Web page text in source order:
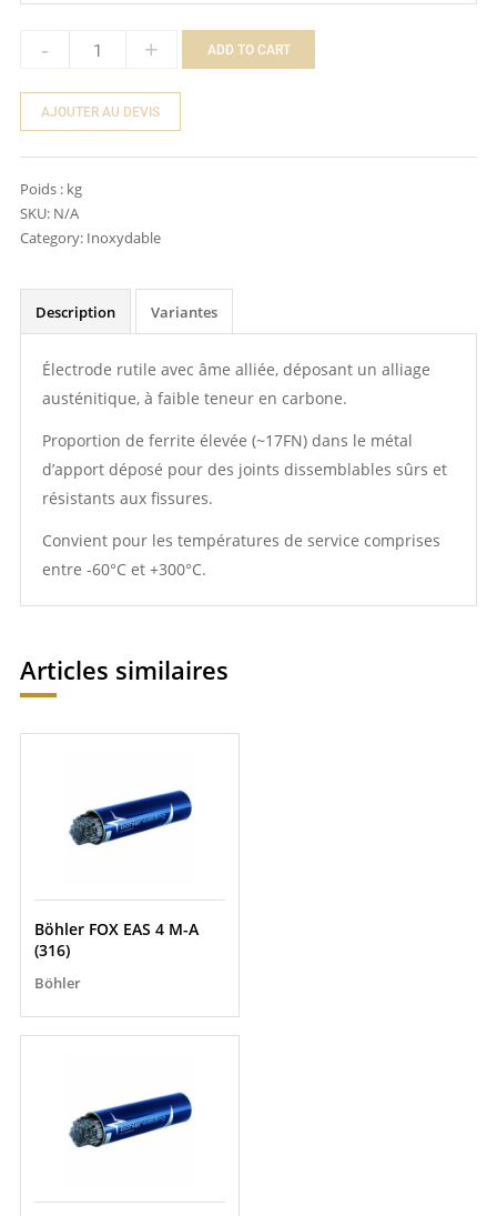
- + ADD TO CART
AJOUTER AU DEVIS
Poids : kg
SKU: N/A
Category: Inoxydable
Description Variantes
Électrode rutile avec âme alliée, déposant un alliage
austénitique, à faible teneur en carbone.
Proportion de ferrite élevée (~17FN) dans le métal
d’apport déposé pour des joints dissemblables sûrs et
résistants aux fissures.
Convient pour les températures de service comprises
entre -60°C et +300°C.
Articles similaires
Böhler FOX EAS 4 M-A
(316)
Böhler